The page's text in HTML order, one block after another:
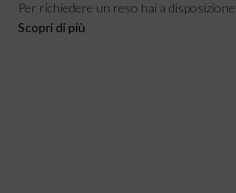
Per richiedere un reso hai a
Scopri di più